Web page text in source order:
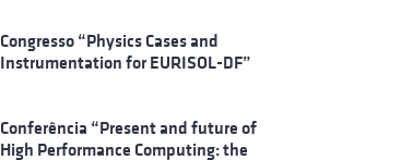
Congresso “Physics Cases and
Instrumentation for EURISOL-DF”
Conferência “Present and future of
High Performance Computing: the